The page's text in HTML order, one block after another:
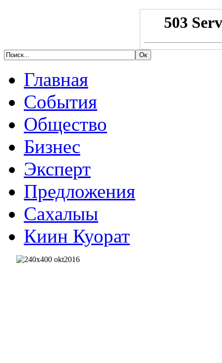
Главная
События
Общество
Бизнес
Эксперт
Предложения
Сахалыы
Киин Куорат